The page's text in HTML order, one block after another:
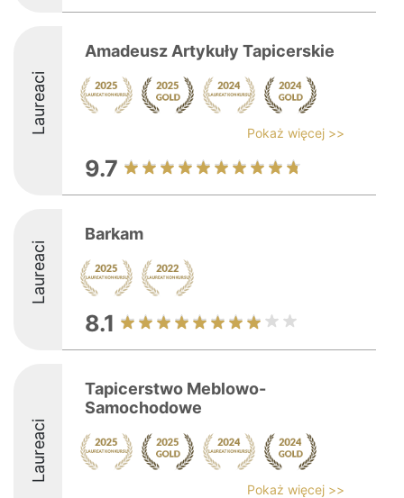
Laureaci
Amadeusz Artykuły Tapicerskie
Pokaż więcej >>
9.7
Laureaci
Barkam
8.1
Laureaci
Tapicerstwo Meblowo-
Samochodowe
Pokaż więcej >>